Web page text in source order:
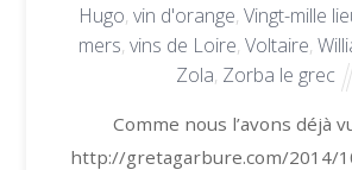
Hugo, vin d'orange, Vingt-mille
mers, vins de Loire, Voltaire,
Zola, Zorba le grec
Comme nous l’avons déjà
http://gretagarbure.com/2014/